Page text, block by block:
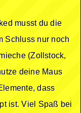
musst du die
Schluss nur noch
(Zollstock,
deine Maus
dass
ist. Viel Spaß bei